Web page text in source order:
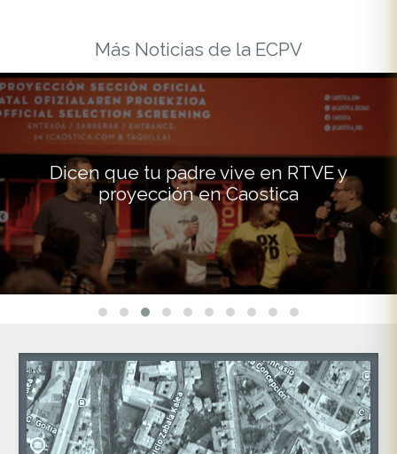
Más Noticias de la ECPV
Dicen que tu padre vive en RTVE y
proyección en Caostica